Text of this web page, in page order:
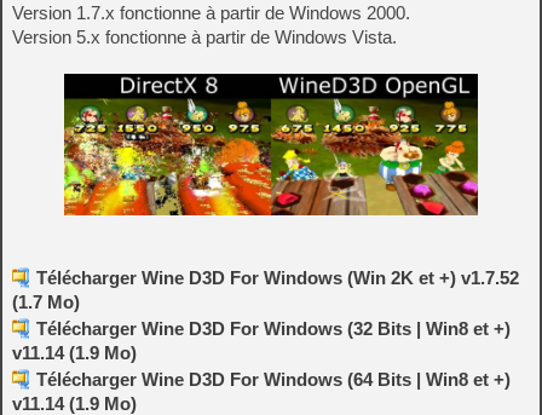
Version 1.7.x fonctionne à partir de Windows 2000.
Version 5.x fonctionne à partir de Windows Vista.
Télécharger Wine D3D For Windows (Win 2K et +) v1.7.52
(1.7 Mo)
Télécharger Wine D3D For Windows (32 Bits | Win8 et +)
v11.14 (1.9 Mo)
Télécharger Wine D3D For Windows (64 Bits | Win8 et +)
v11.14 (1.9 Mo)